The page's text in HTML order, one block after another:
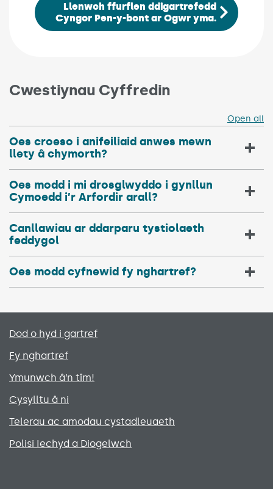
Llenwch ffurflen ddigartrefedd
Cyngor Pen-y-bont ar Ogwr yma.
Cwestiynau Cyffredin
Open all
Oes croeso i anifeiliaid anwes mewn
llety â chymorth?
Oes modd i mi drosglwyddo i gynllun
Cymoedd i’r Arfordir arall?
Canllawiau ar ddarparu tystiolaeth
feddygol
Oes modd cyfnewid fy nghartref?
Primary footer menu
Dod o hyd i gartref
Fy nghartref
Ymunwch â’n tîm!
Cysylltu â ni
Telerau ac amodau cystadleuaeth
Polisi Iechyd a Diogelwch